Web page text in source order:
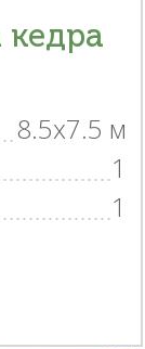
8.5x7.5 м
1
1